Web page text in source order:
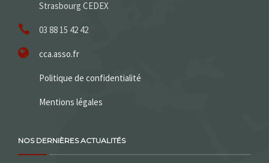
Strasbourg CEDEX
03 88 15 42 42
cca.asso.fr
Politique de confidentialité
Mentions légales
NOS DERNIÈRES ACTUALITÉS